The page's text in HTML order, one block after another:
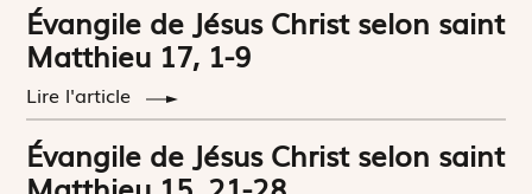
Évangile de Jésus Christ selon saint
Matthieu 17, 1-9
Lire l'article
Évangile de Jésus Christ selon saint